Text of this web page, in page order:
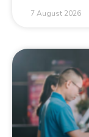
7 August 2026